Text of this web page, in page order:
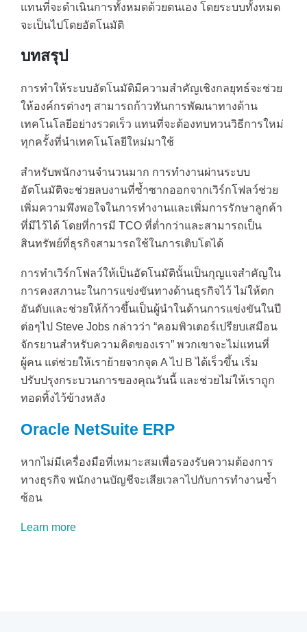
แทนที่จะดำเนินการทั้งหมดด้วยตนเอง โดยระบบทั้งหมด
จะเป็นไปโดยอัตโนมัติ
บทสรุป
การทำให้ระบบอัตโนมัติมีความสำคัญเชิงกลยุทธ์จะช่วย
ให้องค์กรต่างๆ สามารถก้าวทันการพัฒนาทางด้าน
เทคโนโลยีอย่างรวดเร็ว แทนที่จะต้องทบทวนวิธีการใหม่
ทุกครั้งที่นำเทคโนโลยีใหม่มาใช้
สำหรับพนักงานจำนวนมาก การทำงานผ่านระบบ
อัตโนมัติจะช่วยลบงานที่ซ้ำซากออกจากเวิร์กโฟลว์ช่วย
เพิ่มความพึงพอใจในการทำงานและเพิ่มการรักษาลูกค้า
ที่มีไว้ได้ โดยที่การมี TCO ที่ต่ำกว่าและสามารถเป็น
สินทรัพย์ที่ธุรกิจสามารถใช้ในการเติบโตได้
การทำเวิร์กโฟลว์ให้เป็นอัตโนมัตินั้นเป็นกุญแจสำคัญใน
การคงสภานะในการแข่งขันทางด้านธุรกิจไว้ ไม่ให้ตก
อันดับและช่วยให้ก้าวขึ้นเป็นผู้นำในด้านการแข่งขันในปี
ต่อๆไป Steve Jobs กล่าวว่า “คอมพิวเตอร์เปรียบเสมือน
จักรยานสำหรับความคิดของเรา” พวกเขาจะไม่แทนที่
ผู้คน แต่ช่วยให้เราย้ายจากจุด A ไป B ได้เร็วขึ้น เริ่ม
ปรับปรุงกระบวนการของคุณวันนี้ และช่วยไม่ให้เราถูก
ทอดทิ้งไว้ข้างหลัง
Oracle NetSuite ERP
หากไม่มีเครื่องมือที่เหมาะสมเพื่อรองรับความต้องการ
ทางธุรกิจ พนักงานบัญชีจะเสียเวลาไปกับการทำงานซ้ำ
ซ้อน
Learn more